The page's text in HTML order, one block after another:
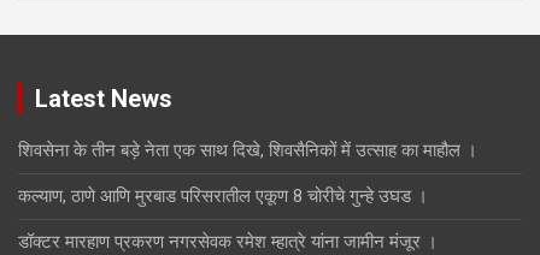
Latest News
शिवसेना के तीन बड़े नेता एक साथ दिखे, शिवसैनिकों में उत्साह का माहौल ।
कल्याण, ठाणे आणि मुरबाड परिसरातील एकूण 8 चोरीचे गुन्हे उघड ।
डॉक्टर मारहाण प्रकरण नगरसेवक रमेश म्हात्रे यांना जामीन मंजूर ।